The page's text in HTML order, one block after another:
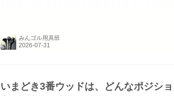
みんゴル用具班
いまどき3番ウッドは、どんなポジシ